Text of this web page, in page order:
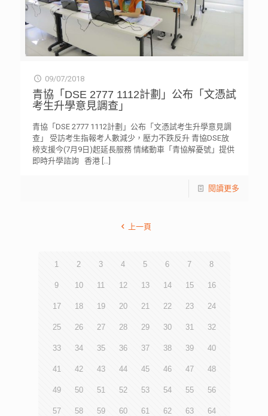
09/07/2018
青協「DSE 2777 1112計劃」公布「文憑試
考生升學意見調查」
青協「DSE 2777 1112計劃」公布「文憑試考生升學意見調
查」 受訪考生指報考人數減少，壓力不跌反升 青協DSE放
榜支援今(7月9日)起延長服務 情緒動車「青協解憂號」提供
即時升學諮詢 香港[…]
閱讀更多
上一頁
1 2 3 4 5 6 7 8
9 10 11 12 13 14 15 16
17 18 19 20 21 22 23 24
25 26 27 28 29 30 31 32
33 34 35 36 37 38 39 40
41 42 43 44 45 46 47 48
49 50 51 52 53 54 55 56
57 58 59 60 61 62 63 64